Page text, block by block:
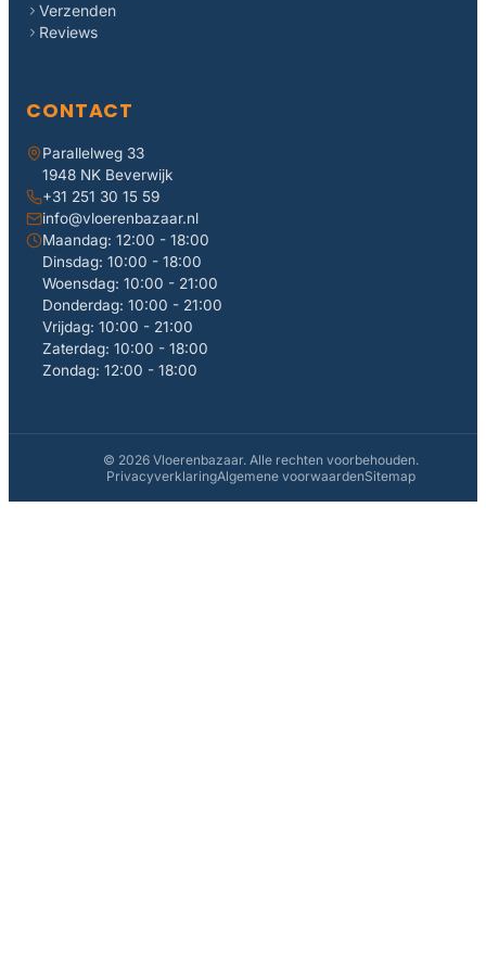
Verzenden
Reviews
CONTACT
Parallelweg 33
1948 NK Beverwijk
+31 251 30 15 59
info@vloerenbazaar.nl
Maandag: 12:00 - 18:00
Dinsdag: 10:00 - 18:00
Woensdag: 10:00 - 21:00
Donderdag: 10:00 - 21:00
Vrijdag: 10:00 - 21:00
Zaterdag: 10:00 - 18:00
Zondag: 12:00 - 18:00
© 2026 Vloerenbazaar. Alle rechten voorbehouden.
PrivacyverklaringAlgemene voorwaardenSitemap